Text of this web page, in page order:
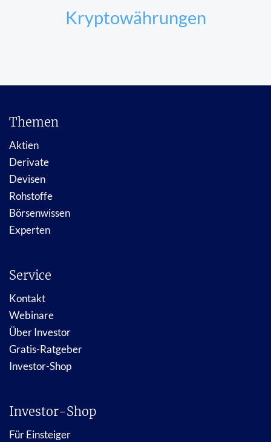
Kryptowährungen
Themen
Aktien
Derivate
Devisen
Rohstoffe
Börsenwissen
Experten
Service
Kontakt
Webinare
Über Investor
Gratis-Ratgeber
Investor-Shop
Investor-Shop
Für Einsteiger